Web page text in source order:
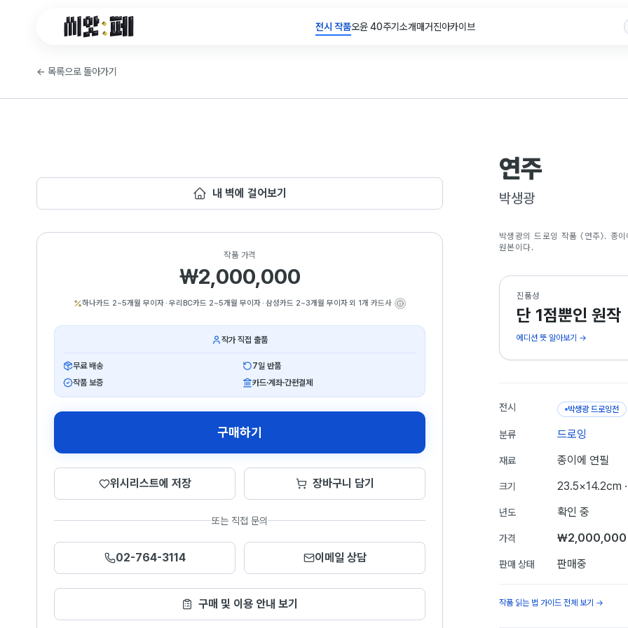
씨앗페 온라인 홈
전시 작품오윤 40주기 소개매거진아카이브
← 목록으로 돌아가기
내 벽에 걸어보기
작품 가격
₩2,000,000
하나카드 2~5개월 무이자· 우리BC카드 2~5개월 무이자· 삼성카드 2~3개월 무이자외 1개 카드사
작가 직접 출품
무료 배송
7일 반품
작품 보증
카드·계좌·간편결제
구매하기
위시리스트에 저장 장바구니 담기
또는 직접 문의
02-764-3114 이메일 상담
구매 및 이용 안내 보기
연주
박생광
박생광의 드로잉 작품 〈연주〉.
원본이다.
진품성
단 1점뿐인 원작
에디션 뜻 알아보기 →
전시 박생광 드로잉전
분류 드로잉
재료 종이에 연필
크기 23.5×14.2cm
년도 확인 중
가격 ₩2,000,000
판매 상태 판매중
작품 읽는 법 가이드 전체 보기 →